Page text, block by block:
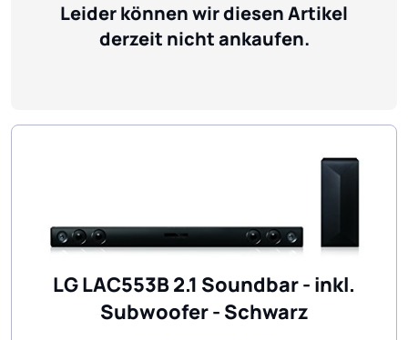
Leider können wir diesen Artikel
derzeit nicht ankaufen.
LG LAC553B 2.1 Soundbar - inkl.
Subwoofer - Schwarz